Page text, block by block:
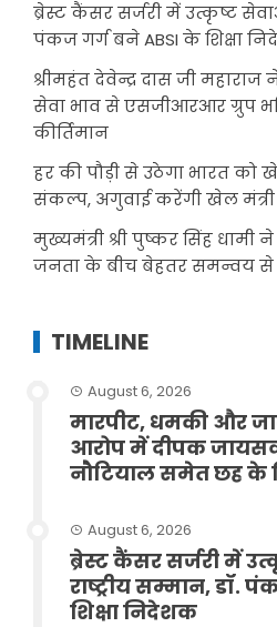
ब्रेस्ट कैंसर सर्जरी में उत्कृष्ट
पंकज गर्ग बने ABSI के शिक्षा
श्रीमहंत देवेन्द्र दास जी
सेवा भाव से एसजीआरआर ग्रुप
कीर्तिमान
हर की पौड़ी से उठेगा भारत को
संकल्प, अगुवाई करेंगी खेल मंत्री
मुख्यमंत्री श्री पुष्कर सिंह
जनता के बीच बेहतर समन्वय से
TIMELINE
August 6, 2026
मारपीट, धमकी और
आरोप में दीपक
नौटियाल समेत छह
August 6, 2026
ब्रेस्ट कैंसर सर्जरी में
राष्ट्रीय सम्मान, डॉ.
शिक्षा निदेशक